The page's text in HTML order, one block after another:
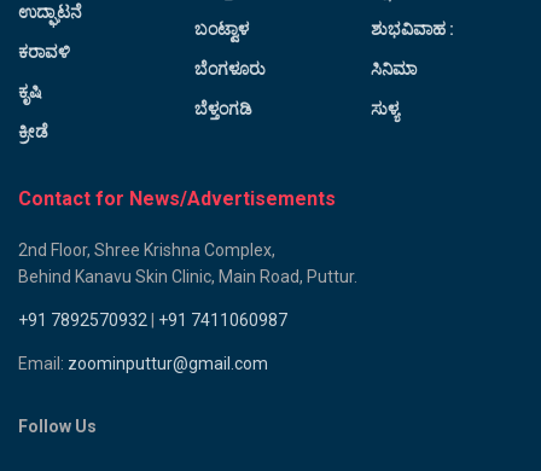
ಉದ್ಘಾಟನೆ
ಕರಾವಳಿ
ಕೃಷಿ
ಕ್ರೀಡೆ
ಬಂಟ್ವಾಳ
ಬೆಂಗಳೂರು
ಬೆಳ್ತಂಗಡಿ
ಶುಭವಿವಾಹ :
ಸಿನಿಮಾ
ಸುಳ್ಯ
Contact for News/Advertisements
2nd Floor, Shree Krishna Complex,
Behind Kanavu Skin Clinic, Main Road, Puttur.
+91 7892570932 +91 7411060987
Email: zoominputtur@gmail.com
Follow Us